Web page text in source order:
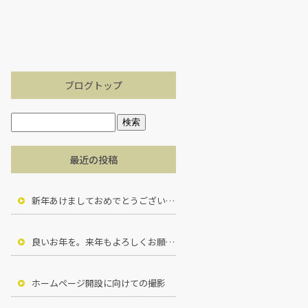
ブログトップ
最近の投稿
新年あけましておめでとうございます。
良いお年を。来年もよろしくお願いいたします。
ホームページ開設に向けての撮影